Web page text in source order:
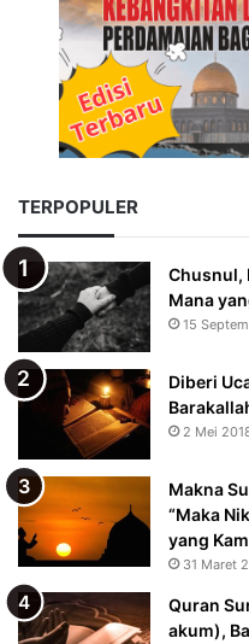
TERPOPULER
Chusnul,
Mana
15
Diberi
2 Mei
Makna
“Maka
yang
31 Maret
Quran
akum),